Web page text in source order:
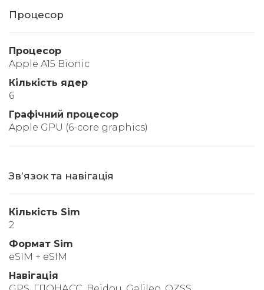
Процесор
Процесор
Apple A15 Bionic
Кількість ядер
6
Графічний процесор
Apple GPU (6-core graphics)
Звʼязок та навігація
Кількість Sim
2
Формат Sim
eSIM + eSIM
Навігація